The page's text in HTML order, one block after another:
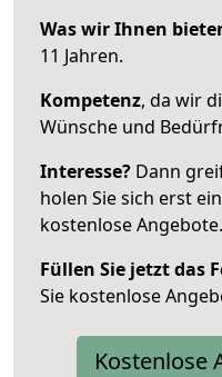
Was wir Ihnen
11 Jahren.
Kompetenz, da wir
Wünsche und
Interesse? Dann
holen Sie sich erst
kostenlose Angebote.
Füllen Sie jetzt das
Sie kostenlose
Kostenlose